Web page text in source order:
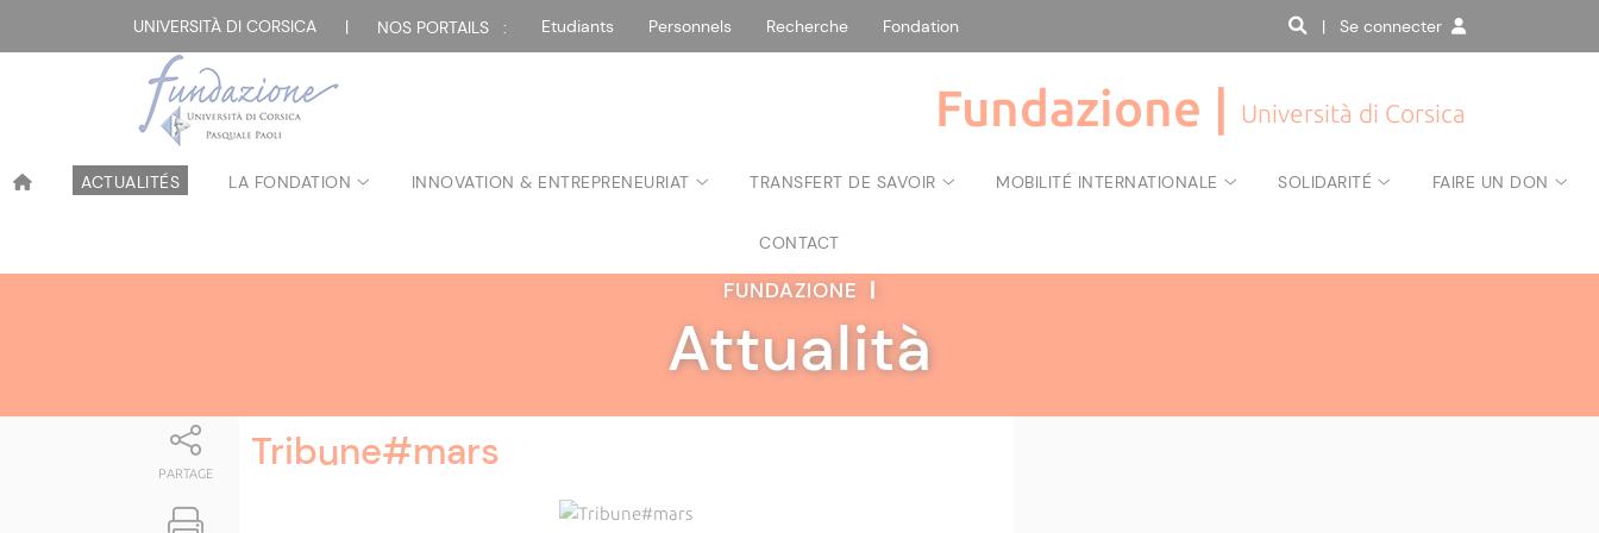
UNIVERSITÀ DI CORSICA | NOS PORTAILS : Etudiants Personnels Recherche Fondation | Se connecter
Fundazione | Università di Corsica
ACTUALITÉS LA FONDATION INNOVATION & ENTREPRENEURIAT TRANSFERT DE SAVOIR MOBILITÉ INTERNATIONALE SOLIDARITÉ FAIRE UN DON
CONTACT
FUNDAZIONE |
Attualità
PARTAGE Tribune#mars